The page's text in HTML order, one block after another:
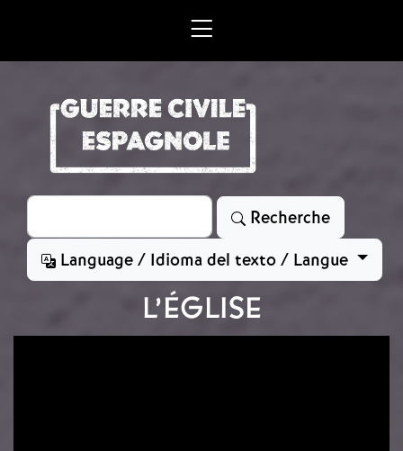
Rechercher
Recherche
Language / Idioma del texto / Langue
L’ÉGLISE